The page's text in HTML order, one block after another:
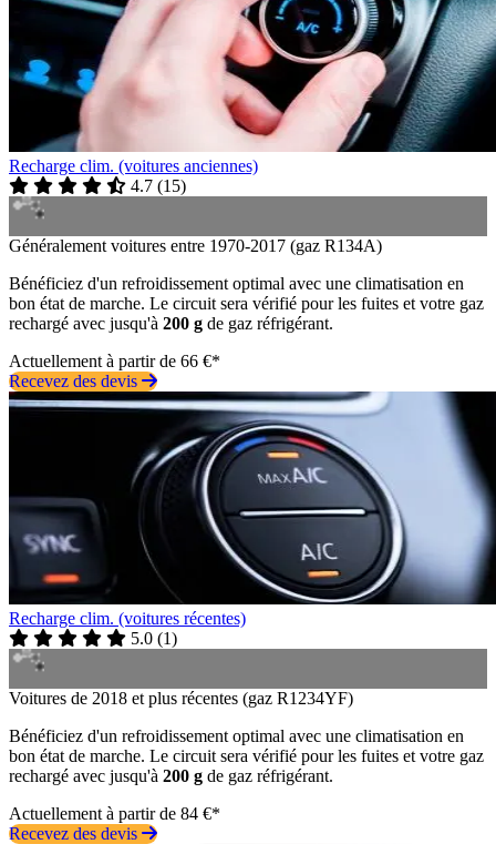
Recharge clim. (voitures anciennes)
4.7 (15)
Généralement voitures entre 1970-2017 (gaz R134A)
Bénéficiez d'un refroidissement optimal avec une climatisation en
bon état de marche. Le circuit sera vérifié pour les fuites et votre gaz
rechargé avec jusqu'à 200 g de gaz réfrigérant.
Actuellement à partir de 66 €*
Recevez des devis
Recharge clim. (voitures récentes)
5.0 (1)
Voitures de 2018 et plus récentes (gaz R1234YF)
Bénéficiez d'un refroidissement optimal avec une climatisation en
bon état de marche. Le circuit sera vérifié pour les fuites et votre gaz
rechargé avec jusqu'à 200 g de gaz réfrigérant.
Actuellement à partir de 84 €*
Recevez des devis